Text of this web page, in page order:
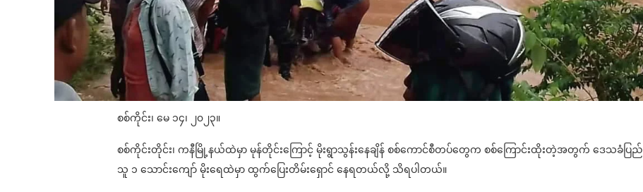
စစ်ကိုင်း၊ မေ ၁၄၊ ၂၀၂၃။
စစ်ကိုင်းတိုင်း၊ ကနီမြို့နယ်ထဲမှာ မုန်တိုင်းကြောင့် မိုးရွာသွန်းနေချိန် စစ်ကောင်စီတပ်တွေက စစ်ကြောင်းထိုးတဲ့အတွက် ဒေသခံပြည်
သူ ၁ သောင်းကျော် မိုးရေထဲမှာ ထွက်ပြေးတိမ်းရှောင် နေရတယ်လို့ သိရပါတယ်။